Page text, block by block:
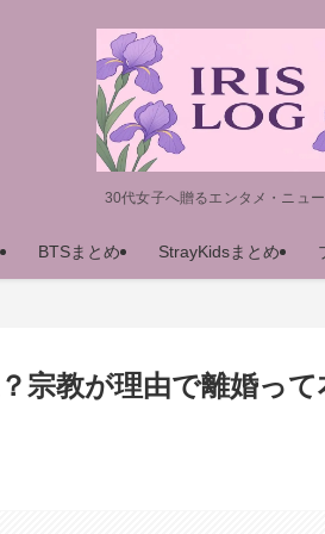
30代女子へ贈るエンタメ・ニュ
BTSまとめ StrayKidsまとめ
宗教が理由で離婚って